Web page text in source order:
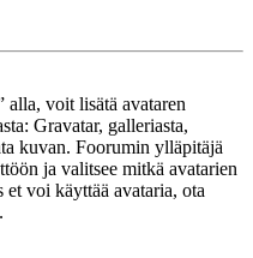
alla, voit lisätä avataren
Gravatar, galleriasta,
kuvan. Foorumin ylläpitäjä
ja valitsee mitkä avatarien
voi käyttää avataria, ota